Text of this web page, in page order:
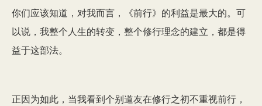
你们应该知道，对我而言，《前行》的利益是最大的。可
以说，我整个人生的转变，整个修行理念的建立，都是得
益于这部法。
正因为如此，当我看到个别道友在修行之初不重视前行，